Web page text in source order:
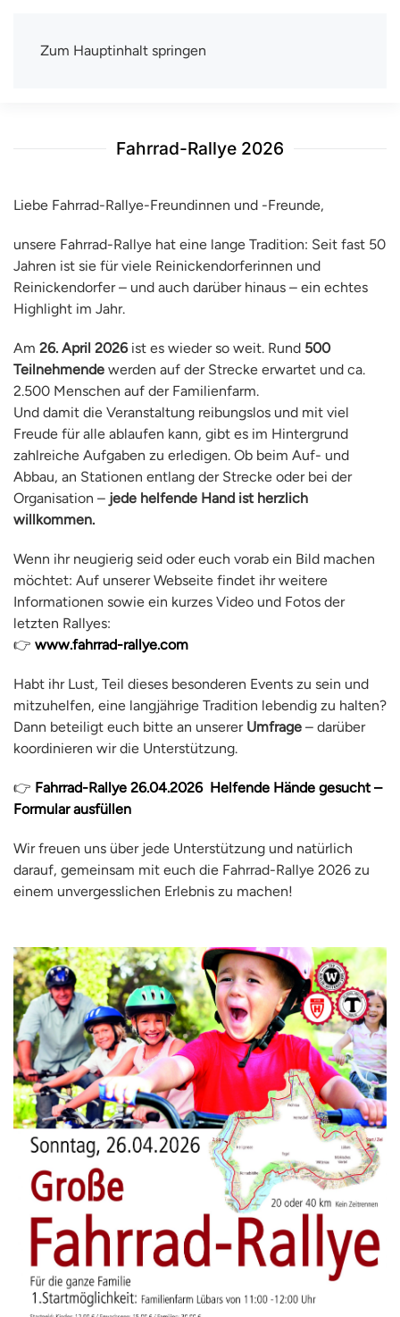
Zum Hauptinhalt springen
TSV Berlin-Wittenau e.V.
Fahrrad-Rallye 2026
Liebe Fahrrad-Rallye-Freundinnen und -Freunde,
unsere Fahrrad-Rallye hat eine lange Tradition: Seit fast 50
Jahren ist sie für viele Reinickendorferinnen und
Reinickendorfer – und auch darüber hinaus – ein echtes
Highlight im Jahr.
Am 26. April 2026ist es wieder so weit. Rund 500
Teilnehmende werden auf der Strecke erwartet und ca.
2.500 Menschen auf der Familienfarm.
Und damit die Veranstaltung reibungslos und mit viel
Freude für alle ablaufen kann, gibt es im Hintergrund
zahlreiche Aufgaben zu erledigen. Ob beim Auf- und
Abbau, an Stationen entlang der Strecke oder bei der
Organisation – jede helfende Hand ist herzlich
willkommen.
Wenn ihr neugierig seid oder euch vorab ein Bild machen
möchtet: Auf unserer Webseite findet ihr weitere
Informationen sowie ein kurzes Video und Fotos der
letzten Rallyes:
👉 www.fahrrad-rallye.com
Habt ihr Lust, Teil dieses besonderen Events zu sein und
mitzuhelfen, eine langjährige Tradition lebendig zu halten?
Dann beteiligt euch bitte an unserer Umfrage – darüber
koordinieren wir die Unterstützung.
👉 Fahrrad-Rallye 26.04.2026 Helfende Hände gesucht –
Formular ausfüllen
Wir freuen uns über jede Unterstützung und natürlich
darauf, gemeinsam mit euch die Fahrrad-Rallye 2026 zu
einem unvergesslichen Erlebnis zu machen!